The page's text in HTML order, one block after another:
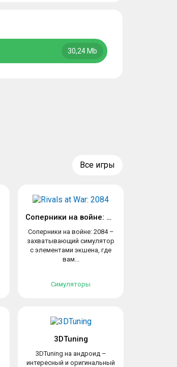
30,24 Mb
Все игры
Соперники на войне: 2084
Соперники на войне: 2084 –
захватывающий симулятор
с элементами экшена, где
вам...
Симуляторы
3DTuning
3DTuning на андроид –
интересный и оригинальный